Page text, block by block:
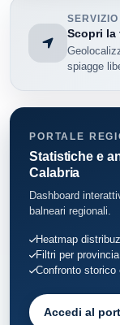
Scopri la
spiagge
PORTALE
Statistiche e
Calabria
Dashboard
balneari regionali.
Heatmap
Filtri per
Confronto storico
Accedi al